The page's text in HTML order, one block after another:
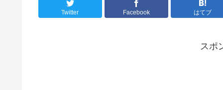
Twitter Facebook はてブ
スポ